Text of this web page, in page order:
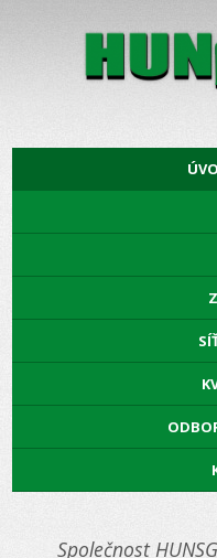
Společnost